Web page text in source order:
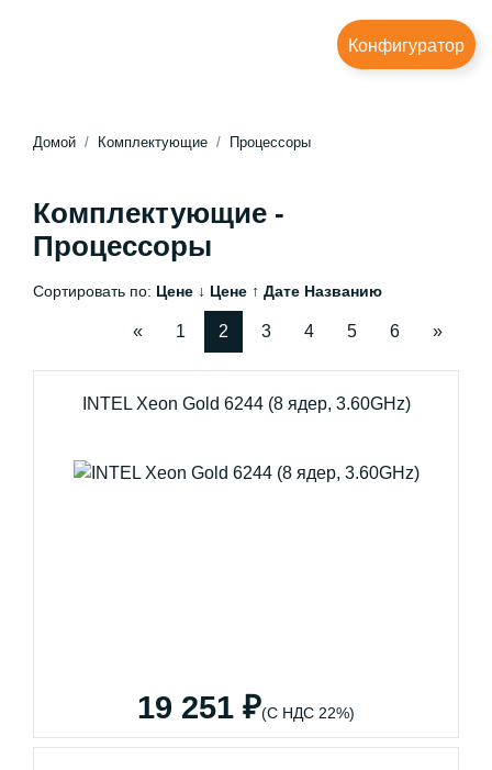
Конфигуратор
Домой Комплектующие Процессоры
Комплектующие -
Процессоры
Сортировать по: Цене ↓ Цене ↑ Дате Названию
« 1 2 3 4 5 6 »
INTEL Xeon Gold 6244 (8 ядер, 3.60GHz)
19 251 ₽(С НДС 22%)